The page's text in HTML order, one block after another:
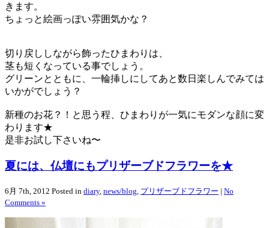
きます。
ちょっと絵画っぽい雰囲気かな？
切り戻ししながら飾ったひまわりは、
茎も短くなっている事でしょう。
グリーンとともに、一輪挿しにしてあと数日楽しんでみては
いかがでしょう？
新種のお花？！と思う程、ひまわりが一気にモダンな顔に変
わります★
是非お試し下さいね〜
夏には、仏壇にもプリザーブドフラワーを★
6月 7th, 2012 Posted in diary, news/blog プリザーブドフラワー | No
Comments »